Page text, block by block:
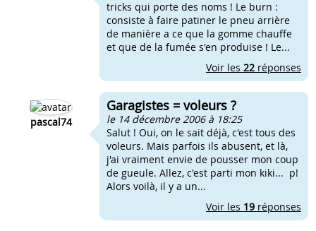
tricks qui porte des noms ! Le burn :
consiste à faire patiner le pneu arrière
de manière a ce que la gomme chauffe
et que de la fumée s'en produise ! Le...
Voir les 22 réponses
pascal74
Garagistes = voleurs ?
le 14 décembre 2006 à 18:25
Salut ! Oui, on le sait déjà, c'est tous des
voleurs. Mais parfois ils abusent, et là,
j'ai vraiment envie de pousser mon coup
de gueule. Allez, c'est parti mon kiki... p!
Alors voilà, il y a un...
Voir les 19 réponses